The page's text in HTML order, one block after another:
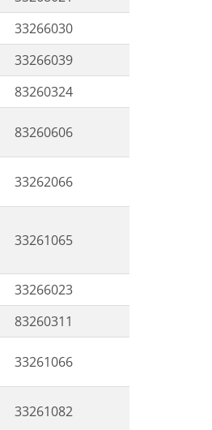
33266030
33266039
83260324
83260606
33262066
33261065
33266023
83260311
33261066
33261082